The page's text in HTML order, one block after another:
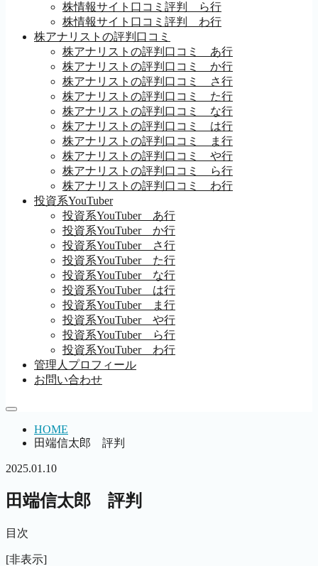
株情報サイト口コミ評判 ら行
株情報サイト口コミ評判 わ行
株アナリストの評判口コミ
株アナリストの評判口コミ あ行
株アナリストの評判口コミ か行
株アナリストの評判口コミ さ行
株アナリストの評判口コミ た行
株アナリストの評判口コミ な行
株アナリストの評判口コミ は行
株アナリストの評判口コミ ま行
株アナリストの評判口コミ や行
株アナリストの評判口コミ ら行
株アナリストの評判口コミ わ行
投資系YouTuber
投資系YouTuber あ行
投資系YouTuber か行
投資系YouTuber さ行
投資系YouTuber た行
投資系YouTuber な行
投資系YouTuber は行
投資系YouTuber ま行
投資系YouTuber や行
投資系YouTuber ら行
投資系YouTuber わ行
管理人プロフィール
お問い合わせ
HOME
田端信太郎 評判
2025.01.10
田端信太郎 評判
目次
[非表示]